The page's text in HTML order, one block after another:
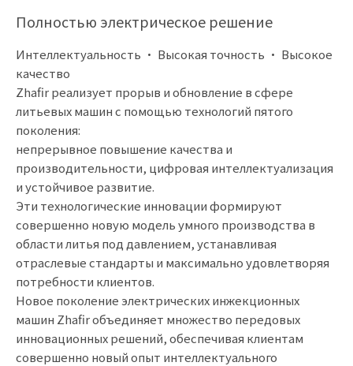
Полностью электрическое решение
Интеллектуальность • Высокая точность • Высокое
качество
Zhafir реализует прорыв и обновление в сфере
литьевых машин с помощью технологий пятого
поколения:
непрерывное повышение качества и
производительности, цифровая интеллектуализация
и устойчивое развитие.
Эти технологические инновации формируют
совершенно новую модель умного производства в
области литья под давлением, устанавливая
отраслевые стандарты и максимально удовлетворяя
потребности клиентов.
Новое поколение электрических инжекционных
машин Zhafir объединяет множество передовых
инновационных решений, обеспечивая клиентам
совершенно новый опыт интеллектуального